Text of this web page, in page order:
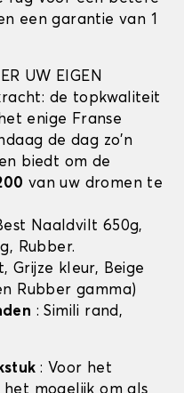
een garantie van 1
UW EIGEN
de topkwaliteit
enige Franse
de dag zo'n
biedt om de
van uw dromen te
Naaldvilt 650g,
Rubber.
Grijze kleur, Beige
Rubber gamma)
: Simili rand,
: Voor het